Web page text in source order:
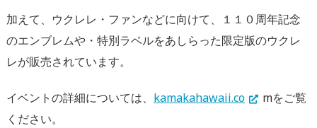
加えて、ウクレレ・ファンなどに向けて、１１０周年記念
のエンブレムや・特別ラベルをあしらった限定版のウクレ
レが販売されています。
イベントの詳細については、 kamakahawaii.co
mをご覧
ください。